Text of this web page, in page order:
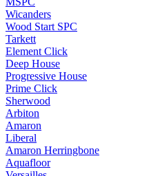
Wicanders
Wood Start SPC
Tarkett
Element Click
Deep House
Progressive House
Prime Click
Sherwood
Arbiton
Amaron
Liberal
Amaron Herringbone
Aquafloor